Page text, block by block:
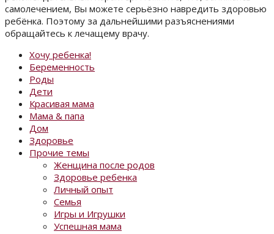
самолечением, Вы можете серьёзно навредить здоровью
ребёнка. Поэтому за дальнейшими разъяснениями
обращайтесь к лечащему врачу.
Хочу ребенка!
Беременность
Роды
Дети
Красивая мама
Мама & папа
Дом
Здоровье
Прочие темы
Женщина после родов
Здоровье ребенка
Личный опыт
Семья
Игры и Игрушки
Успешная мама